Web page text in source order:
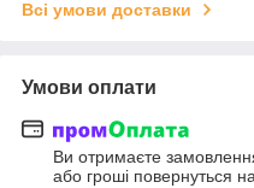
Всі умови доставки
Умови оплати
Ви отримаєте
або гроші повернуться